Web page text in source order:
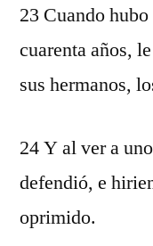
23 Cuando
cuarenta años,
sus hermanos,
24 Y al ver a
defendió, e
oprimido.